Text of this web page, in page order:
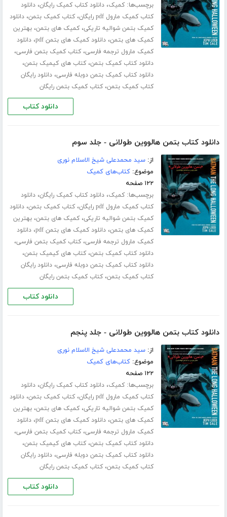
برچسب‌ها:کمیک،دانلود کتاب کمیک رایگان،دانلود
کتاب کمیک مارول pdf رایگان
،کتاب کمیک بتمن،دانلود
کمیک بتمن شوالیه تاریکی،کمیک های بتمن،بهترین
کمیک های بتمن،دانلود کمیک های بتمن pdf ،دانلود
کمیک مارول ترجمه فارسی،کتاب کمیک بتمن فارسی،
دانلود کتاب کمیک بتمن،کتاب های کیمیک بتمن،
دانلود کتاب کمیک بتمن دوبله فارسی،دانلود رایگان
کتاب کمیک بتمن،کتاب کمیک بتمن رایگان
دانلود کتاب
دانلود کتاب بتمن هالووین طولانی - جلد سوم
از:سید محمدعلی شیخ الاسلام نوری
موضوع:کتاب‌های کمیک
۱۲۲ صفحه
برچسب‌ها:کمیک،دانلود کتاب کمیک رایگان،دانلود
کتاب کمیک مارول pdf رایگان
،کتاب کمیک بتمن،دانلود
کمیک بتمن شوالیه تاریکی،کمیک های بتمن،بهترین
کمیک های بتمن،دانلود کمیک های بتمن pdf ،دانلود
کمیک مارول ترجمه فارسی،کتاب کمیک بتمن فارسی،
دانلود کتاب کمیک بتمن،کتاب های کیمیک بتمن،
دانلود کتاب کمیک بتمن دوبله فارسی،دانلود رایگان
کتاب کمیک بتمن،کتاب کمیک بتمن رایگان
دانلود کتاب
دانلود کتاب بتمن هالووین طولانی - جلد پنجم
از:سید محمدعلی شیخ الاسلام نوری
موضوع:کتاب‌های کمیک
۱۲۲ صفحه
برچسب‌ها:کمیک،دانلود کتاب کمیک رایگان،دانلود
کتاب کمیک مارول pdf رایگان
،کتاب کمیک بتمن،دانلود
کمیک بتمن شوالیه تاریکی،کمیک های بتمن،بهترین
کمیک های بتمن،دانلود کمیک های بتمن pdf ،دانلود
کمیک مارول ترجمه فارسی،کتاب کمیک بتمن فارسی،
دانلود کتاب کمیک بتمن،کتاب های کیمیک بتمن،
دانلود کتاب کمیک بتمن دوبله فارسی،دانلود رایگان
کتاب کمیک بتمن،کتاب کمیک بتمن رایگان
دانلود کتاب